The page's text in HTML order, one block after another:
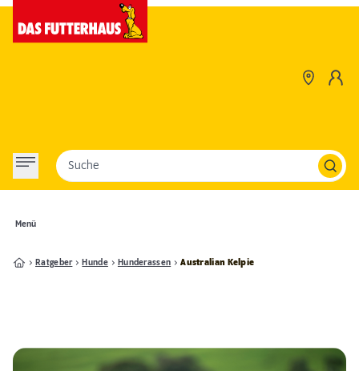
Menü
Suche
Ratgeber Hunde Hunderassen Australian Kelpie